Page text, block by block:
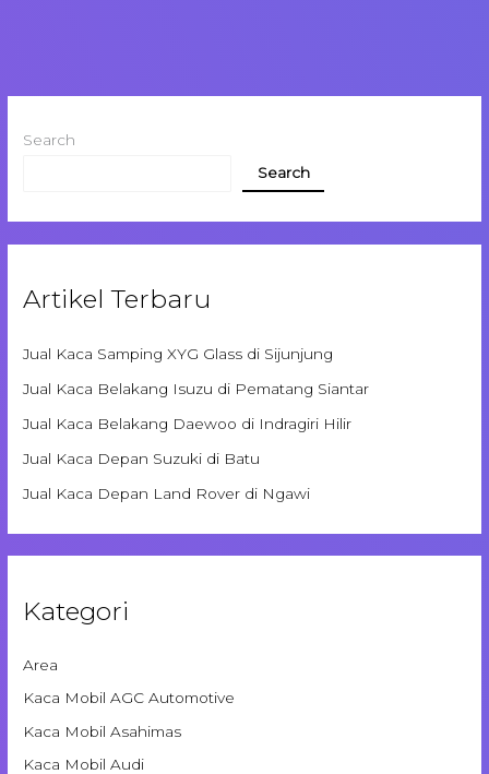
Search
Search
Artikel Terbaru
Jual Kaca Samping XYG Glass di Sijunjung
Jual Kaca Belakang Isuzu di Pematang Siantar
Jual Kaca Belakang Daewoo di Indragiri Hilir
Jual Kaca Depan Suzuki di Batu
Jual Kaca Depan Land Rover di Ngawi
Kategori
Area
Kaca Mobil AGC Automotive
Kaca Mobil Asahimas
Kaca Mobil Audi